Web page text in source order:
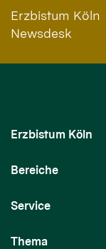
Erzbistum Köln
Newsdesk
Erzbistum Köln
Bereiche
Service
Thema